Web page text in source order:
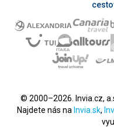
© 2000–2026. Invia.cz,
Najdete nás na Invia.sk,